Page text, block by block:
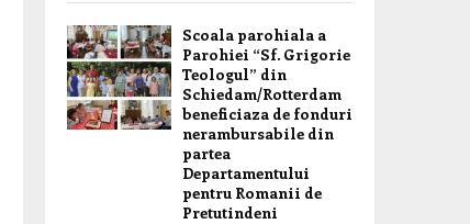
Scoala parohiala a
Parohiei “Sf. Grigorie
Teologul” din
Schiedam/Rotterdam
beneficiaza de fonduri
nerambursabile din
partea
Departamentului
pentru Romanii de
Pretutindeni